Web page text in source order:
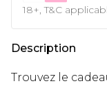
18+, T&C
Description
Trouvez le